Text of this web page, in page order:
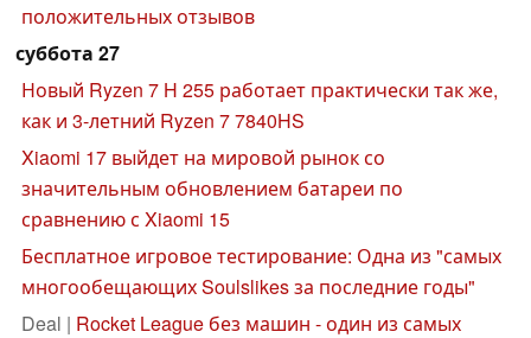
положительных отзывов
суббота 27
Новый Ryzen 7 H 255 работает практически так же,
как и 3-летний Ryzen 7 7840HS
Xiaomi 17 выйдет на мировой рынок со
значительным обновлением батареи по
сравнению с Xiaomi 15
Бесплатное игровое тестирование: Одна из "самых
многообещающих Soulslikes за последние годы"
Deal | Rocket League без машин - один из самых